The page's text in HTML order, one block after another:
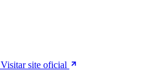
Visitar site oficial